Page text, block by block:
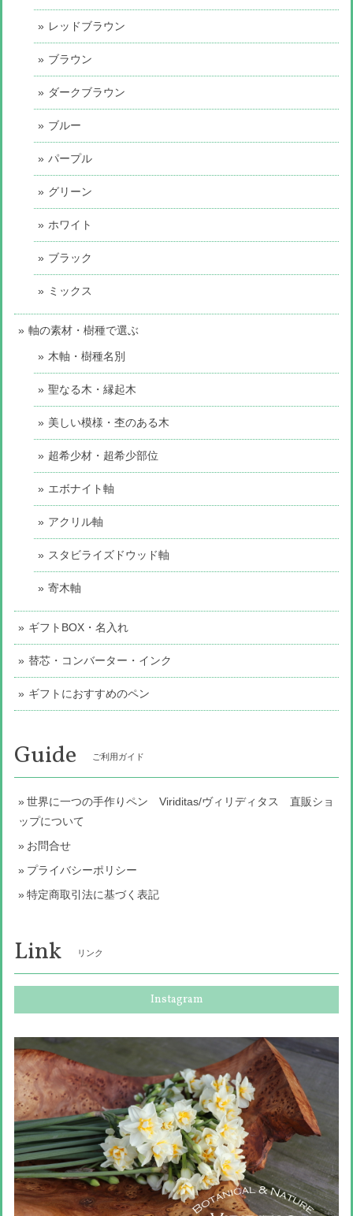
レッドブラウン
ブラウン
ダークブラウン
ブルー
パープル
グリーン
ホワイト
ブラック
ミックス
軸の素材・樹種で選ぶ
木軸・樹種名別
聖なる木・縁起木
美しい模様・杢のある木
超希少材・超希少部位
エボナイト軸
アクリル軸
スタビライズドウッド軸
寄木軸
ギフトBOX・名入れ
替芯・コンバーター・インク
ギフトにおすすめのペン
Guide ご利用ガイド
世界に一つの手作りペン Viriditas/ヴィリディタス 直販ショ
ップについて
お問合せ
プライバシーポリシー
特定商取引法に基づく表記
Link リンク
Instagram